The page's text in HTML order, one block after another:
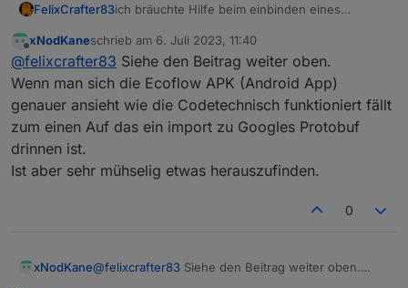
FelixCrafter83ich bräuchte Hilfe beim einbinden eines
Ich habe hier verschiedene Daten vom MQTT
Broker bekommen
es kommen bei
/app/device/property/HW52ZDH4SF5J6396
immer zwei verschiedene datensätze:
Der mit der Energiemessung: Zum beispiel hier
die muss mit 14W sein (mann muss hier wieder
/10 machen):
Field number 10 hat dort den wert 140 -> 140/10
= 10W
Und einen mit generellen infos?:
Das wird immer angefragt bei
auf
Offline
xNodKaneschrieb am 6. Juli 2023, 11:40
zuletzt editiert von
@felixcrafter83 Siehe den Beitrag weiter oben.
Wenn man sich die Ecoflow APK (Android App)
genauer ansieht wie die Codetechnisch funktioniert fällt
zum einen Auf das ein import zu Googles Protobuf
drinnen ist.
Ist aber sehr mühselig etwas herauszufinden.
0
xNodKane@felixcrafter83 Siehe den Beitrag weiter oben.